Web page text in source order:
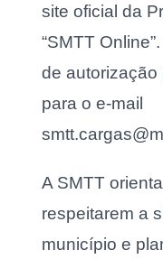
site oficial da
“SMTT
de
para o e-mail
A SMTT
respeitarem a
município e